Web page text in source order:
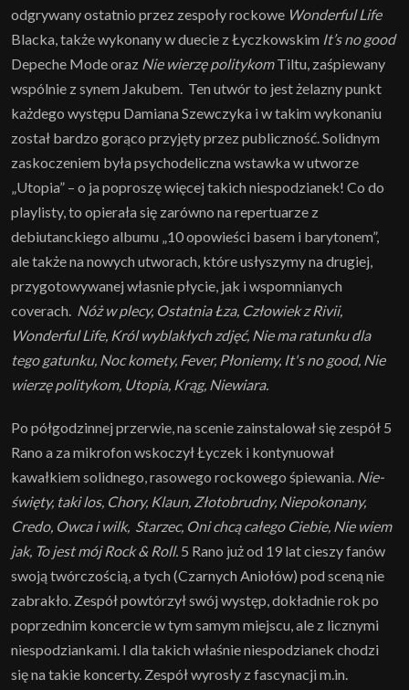
odgrywany ostatnio przez zespoły rockowe Wonderful Life
Blacka, także wykonany w duecie z Łyczkowskim It’s no good
Depeche Mode oraz Nie wierzę politykomTiltu, zaśpiewany
wspólnie z synem Jakubem. Ten utwór to jest żelazny punkt
każdego występu Damiana Szewczyka i w takim wykonaniu
został bardzo gorąco przyjęty przez publiczność. Solidnym
zaskoczeniem była psychodeliczna wstawka w utworze
„Utopia” – o ja poproszę więcej takich niespodzianek! Co do
playlisty, to opierała się zarówno na repertuarze z
debiutanckiego albumu „10 opowieści basem i barytonem”,
ale także na nowych utworach, które usłyszymy na drugiej,
przygotowywanej własnie płycie, jak i wspomnianych
coverach. Nóż w plecy, Ostatnia Łza, Człowiek z Rivii,
Wonderful Life, Król wyblakłych zdjęć, Nie ma ratunku dla
tego gatunku, Noc komety, Fever, Płoniemy, It's no good, Nie
wierzę politykom, Utopia, Krąg, Niewiara.
Po półgodzinnej przerwie, na scenie zainstalował się zespół 5
Rano a za mikrofon wskoczył Łyczek i kontynuował
kawałkiem solidnego, rasowego rockowego śpiewania. Nie-
święty, taki los, Chory, Klaun, Złotobrudny, Niepokonany,
Credo, Owca i wilk, Starzec, Oni chcą całego Ciebie, Nie wiem
jak, To jest mój Rock & Roll. 5 Rano już od 19 lat cieszy fanów
swoją twórczością, a tych (Czarnych Aniołów) pod sceną nie
zabrakło. Zespół powtórzył swój występ, dokładnie rok po
poprzednim koncercie w tym samym miejscu, ale z licznymi
niespodziankami. I dla takich właśnie niespodzianek chodzi
się na takie koncerty. Zespół wyrosły z fascynacji m.in.